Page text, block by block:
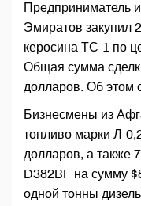
Предприниматель
Эмиратов закупил
керосина ТС-1 по
Общая сумма
долларов. Об этом
Бизнесмены из
топливо марки Л-
долларов, а также
D382BF на сумму
одной тонны